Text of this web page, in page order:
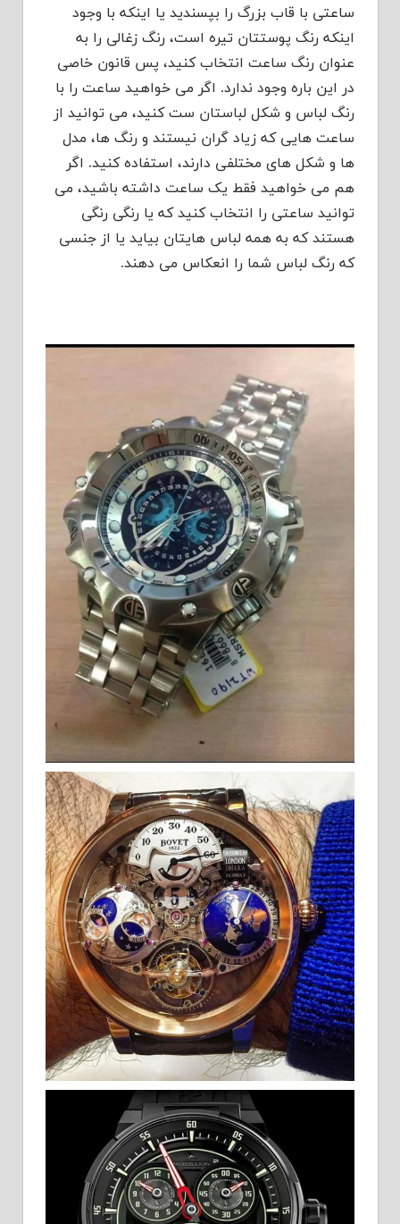
ساعتی با قاب بزرگ را بپسندید یا اینکه با وجود
اینکه رنگ پوستتان تیره است، رنگ زغالی را به
عنوان رنگ ساعت انتخاب کنید، پس قانون خاصی
در این باره وجود ندارد. اگر می خواهید ساعت را با
رنگ لباس و شکل لباستان ست کنید، می توانید از
ساعت هایی که زیاد گران نیستند و رنگ ها، مدل
ها و شکل های مختلفی دارند، استفاده کنید. اگر
هم می خواهید فقط یک ساعت داشته باشید، می
توانید ساعتی را انتخاب کنید که یا رنگی رنگی
هستند که به همه لباس هایتان بیاید یا از جنسی
که رنگ لباس شما را انعکاس می دهند.